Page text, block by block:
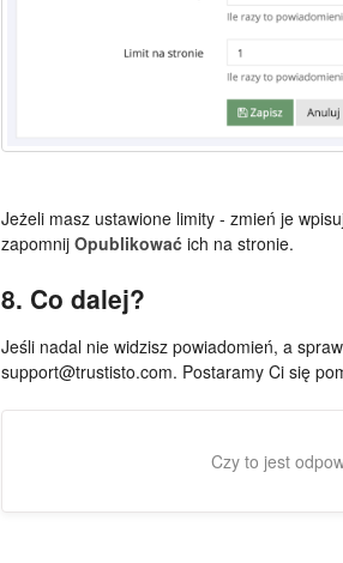
Jeżeli masz ustawione limity - zmień je
zapomnij Opublikowaćich na stronie.
8. Co dalej?
Jeśli nadal nie widzisz powiadomień, a
support@trustisto.com. Postaramy Ci się
Czy to jest